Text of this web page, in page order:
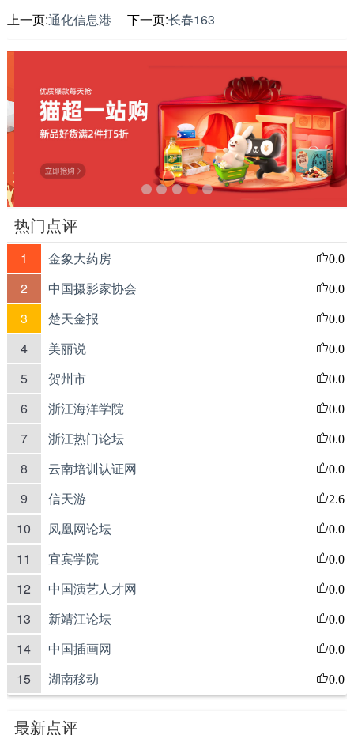
上一页:通化信息港 下一页:长春163
热门点评
1 金象大药房 0.0
2 中国摄影家协会 0.0
3 楚天金报 0.0
4 美丽说 0.0
5 贺州市 0.0
6 浙江海洋学院 0.0
7 浙江热门论坛 0.0
8 云南培训认证网 0.0
9 信天游 2.6
10 凤凰网论坛 0.0
11 宜宾学院 0.0
12 中国演艺人才网 0.0
13 新靖江论坛 0.0
14 中国插画网 0.0
15 湖南移动 0.0
最新点评